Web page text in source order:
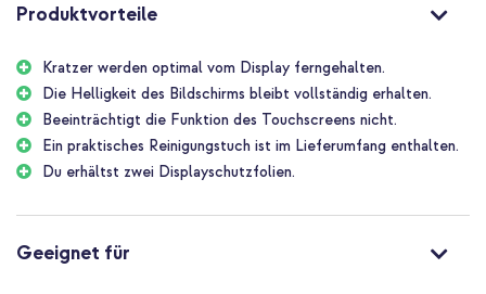
Produktvorteile
Kratzer werden optimal vom Display ferngehalten.
Die Helligkeit des Bildschirms bleibt vollständig erhalten.
Beeinträchtigt die Funktion des Touchscreens nicht.
Ein praktisches Reinigungstuch ist im Lieferumfang enthalten.
Du erhältst zwei Displayschutzfolien.
Geeignet für